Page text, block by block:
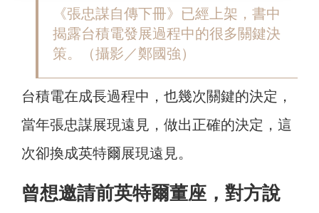
《張忠謀自傳下冊》已經上架，書中
揭露台積電發展過程中的很多關鍵決
策。
（攝影／鄭國強）
台積電在成長過程中，也幾次關鍵的決定，
當年張忠謀展現遠見，做出正確的決定，這
次卻換成英特爾展現遠見。
曾想邀請前英特爾董座，對方說